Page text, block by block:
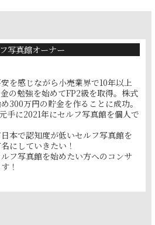
写真館オーナー
を感じながら小売業界で10年以上
の勉強を始めてFP2級を取得。株式
300万円の貯金を作ることに成功。
手に2021年にセルフ写真館を個人で
本で認知度が低いセルフ写真館を
にしていきたい！
フ写真館を始めたい方へのコンサ
！